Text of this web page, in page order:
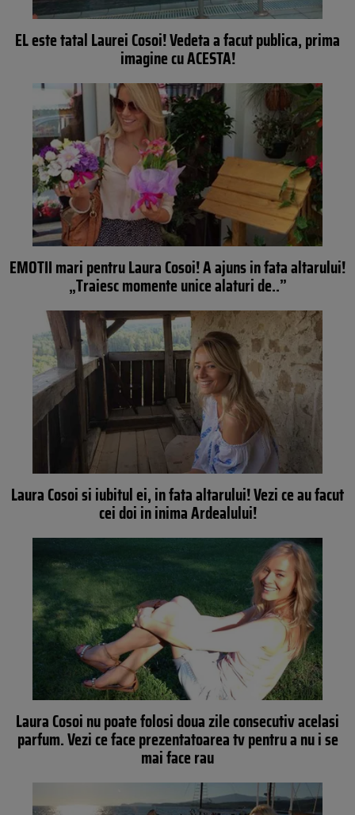
EL este tatal Laurei Cosoi! Vedeta a facut publica, prima
imagine cu ACESTA!
EMOTII mari pentru Laura Cosoi! A ajuns in fata altarului!
„Traiesc momente unice alaturi de..”
Laura Cosoi si iubitul ei, in fata altarului! Vezi ce au facut
cei doi in inima Ardealului!
Laura Cosoi nu poate folosi doua zile consecutiv acelasi
parfum. Vezi ce face prezentatoarea tv pentru a nu i se
mai face rau